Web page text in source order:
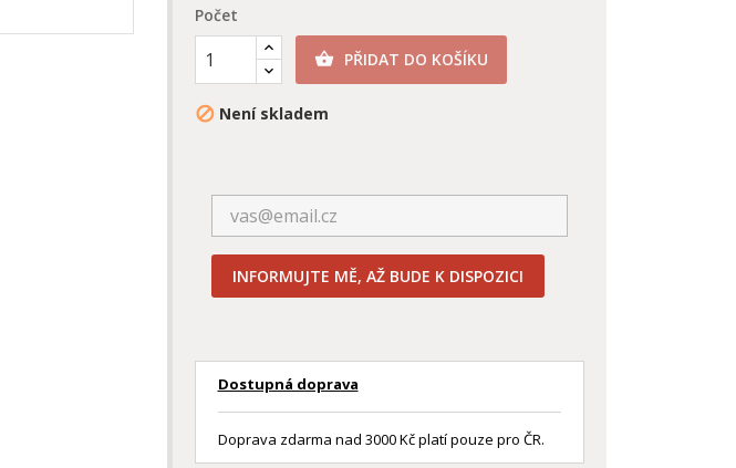
Počet
 PŘIDAT DO KOŠÍKU
 Není skladem
INFORMUJTE MĚ, AŽ BUDE K DISPOZICI
Dostupná doprava
Doprava zdarma nad 3000 Kč platí pouze pro ČR.